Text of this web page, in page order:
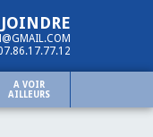
A VOIR
AILLEURS